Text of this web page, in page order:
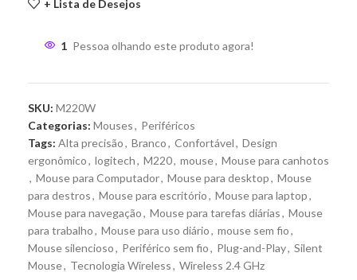
+ Lista de Desejos
1 Pessoa olhando este produto agora!
SKU: M220W
Categorias: Mouses, Periféricos
Tags: Alta precisão, Branco, Confortável, Design
ergonômico, logitech, M220, mouse, Mouse para canhotos
, Mouse para Computador, Mouse para desktop, Mouse
para destros, Mouse para escritório, Mouse para laptop,
Mouse para navegação, Mouse para tarefas diárias, Mouse
para trabalho, Mouse para uso diário, mouse sem fio,
Mouse silencioso, Periférico sem fio, Plug-and-Play, Silent
Mouse, Tecnologia Wireless, Wireless 2.4 GHz